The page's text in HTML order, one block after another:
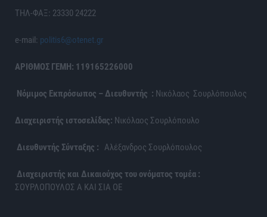
ΤΗΛ-ΦΑΞ: 23330 24222
e-mail: politis6@otenet.gr
ΑΡΙΘΜΟΣ ΓΕΜΗ: 119165226000
Νόμιμος Εκπρόσωπος – Διευθυντής : Νικόλαος Σουρλόπουλος
Διαχειριστής ιστοσελίδας: Νικόλαος Σουρλόπουλο
Διευθυντής Σύνταξης : Αλέξανδρος Σουρλόπουλος
Διαχειριστής και Δικαιούχος του ονόματος τομέα :
ΣΟΥΡΛΟΠΟΥΛΟΣ Α ΚΑΙ ΣΙΑ ΟΕ